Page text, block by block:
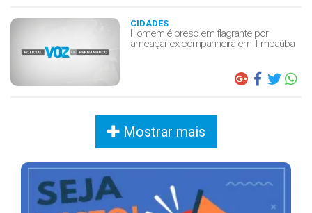
CIDADES
Homem é preso em flagrante por
ameaçar ex-companheira em Timbaúba
Mostrar mais